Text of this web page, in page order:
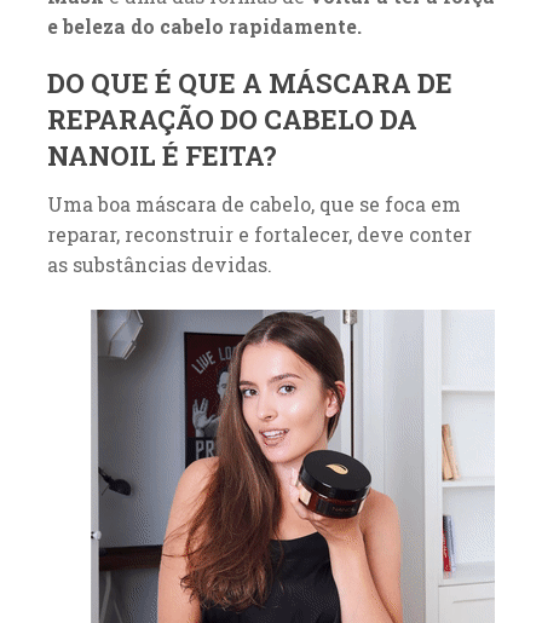
e beleza do cabelo rapidamente.
DO QUE É QUE A MÁSCARA DE
REPARAÇÃO DO CABELO DA
NANOIL É FEITA?
Uma boa máscara de cabelo, que se foca em
reparar, reconstruir e fortalecer, deve conter
as substâncias devidas.